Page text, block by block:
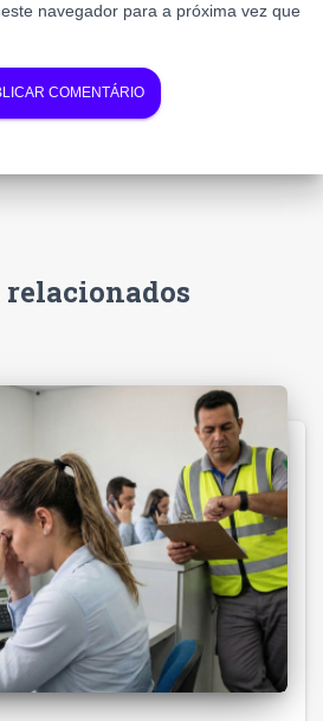
navegador para a próxima vez que
relacionados